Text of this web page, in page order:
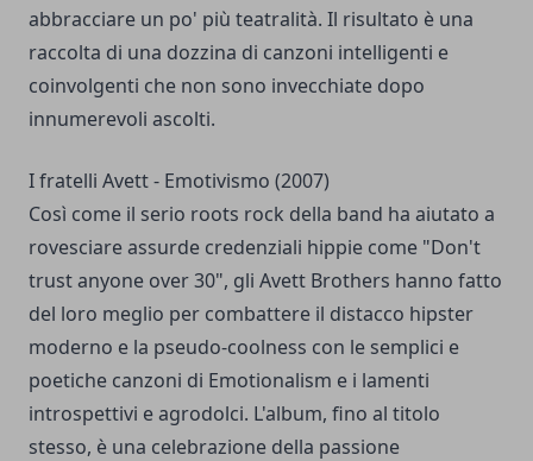
abbracciare un po' più teatralità. Il risultato è una
raccolta di una dozzina di canzoni intelligenti e
coinvolgenti che non sono invecchiate dopo
innumerevoli ascolti.
I fratelli Avett - Emotivismo (2007)
Così come il serio roots rock della band ha aiutato a
rovesciare assurde credenziali hippie come "Don't
trust anyone over 30", gli Avett Brothers hanno fatto
del loro meglio per combattere il distacco hipster
moderno e la pseudo-coolness con le semplici e
poetiche canzoni di Emotionalism e i lamenti
introspettivi e agrodolci. L'album, fino al titolo
stesso, è una celebrazione della passione